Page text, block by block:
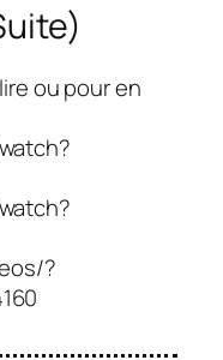
ou pour en
?